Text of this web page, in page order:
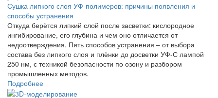
Сушка липкого слоя УФ-полимеров: причины появления и
способы устранения
Откуда берётся липкий слой после засветки: кислородное
ингибирование, его глубина и чем оно отличается от
недоотверждения. Пять способов устранения – от выбора
состава без липкого слоя и плёнки до досветки УФ-С лампой
250 нм, с техникой безопасности по озону и разбором
промышленных методов.
Подробнее